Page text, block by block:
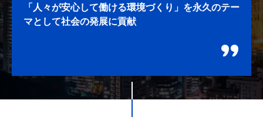
「人々が安心して働ける環境づくり」を永久のテー
マとして社会の発展に貢献